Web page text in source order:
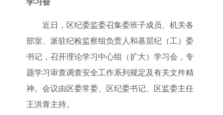
近日，区纪委监委召集委班子成员、机关各
部室、派驻纪检监察组负责人和基层纪（工）委
书记，召开理论学习中心组（扩大）学习会，专
题学习审查调查安全工作系列规定及有关文件精
神。会议由区委常委、区纪委书记、区监委主任
王洪青主持。